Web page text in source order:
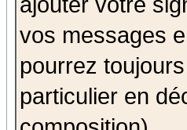
vos messages
pourrez
particulier en